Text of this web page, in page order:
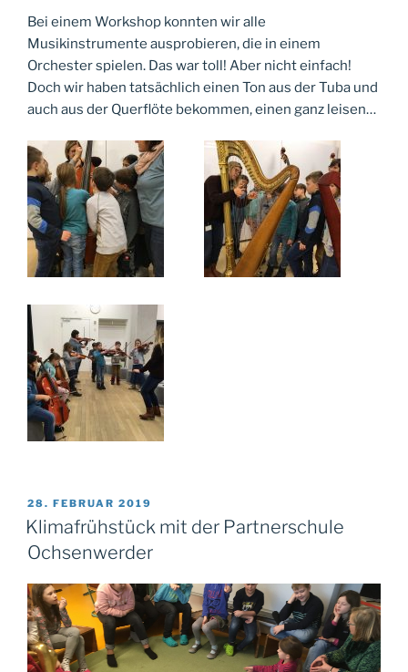
Bei einem Workshop konnten wir alle
Musikinstrumente ausprobieren, die in einem
Orchester spielen. Das war toll! Aber nicht einfach!
Doch wir haben tatsächlich einen Ton aus der Tuba und
auch aus der Querflöte bekommen, einen ganz leisen…
VERÖFFENTLICHT
AM
28. FEBRUAR 2019
Klimafrühstück mit der Partnerschule
Ochsenwerder